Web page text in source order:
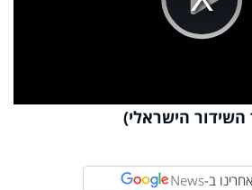
השידור הישראלי)
ב-News